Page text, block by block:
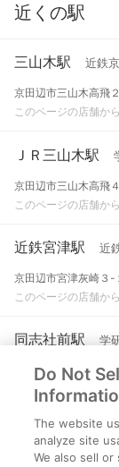
近くの駅
三山木駅 近鉄
京田辺市三山木高飛
このページの店舗か
ＪＲ三山木駅
京田辺市三山木高飛
このページの店舗か
近鉄宮津駅 近
京田辺市宮津灰崎３-
このページの店舗か
同志社前駅 学
京田辺市三山木
このページの店舗か
興戸駅 近鉄京都
京田辺市興戸北落延
Do Not
The website
analyze site
We also sell